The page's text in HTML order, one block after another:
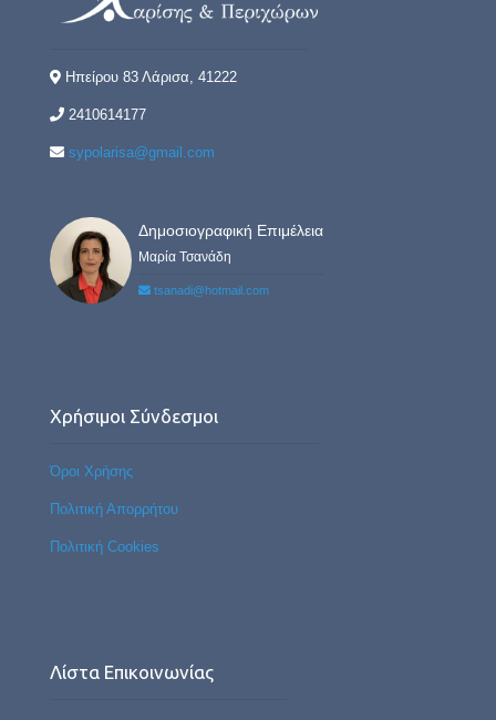
Ηπείρου 83 Λάρισα, 41222
2410614177
sypolarisa@gmail.com
Δημοσιογραφική Επιμέλεια
Μαρία Τσανάδη
tsanadi@hotmail.com
Χρήσιμοι Σύνδεσμοι
Όροι Χρήσης
Πολιτική Απορρήτου
Πολιτική Cookies
Λίστα Επικοινωνίας